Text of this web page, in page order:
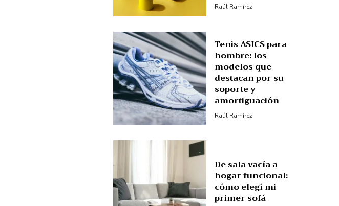
Raúl Ramírez
Tenis ASICS para
hombre: los
modelos que
destacan por su
soporte y
amortiguación
Raúl Ramírez
De sala vacía a
hogar funcional:
cómo elegí mi
primer sofá